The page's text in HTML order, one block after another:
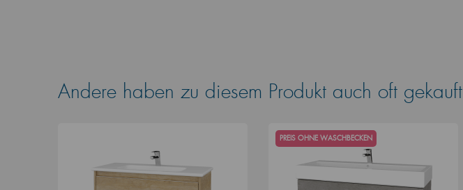
Andere haben zu diesem Produkt auch oft gekauft
PREIS OHNE WASCHBECKEN